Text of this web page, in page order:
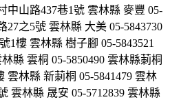
中山路437巷1號 雲林縣 麥豐 05-
27之5號 雲林縣 大美 05-5843730
1樓 雲林縣 樹子腳 05-5843521
縣 雲桐 05-5850490 雲林縣莿桐
雲林縣 新莿桐 05-5841479 雲林
雲林縣 晟安 05-5712839 雲林縣